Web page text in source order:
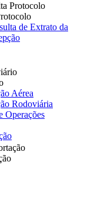
Protocolo
de Extrato da
Aérea
Rodoviária
Operações